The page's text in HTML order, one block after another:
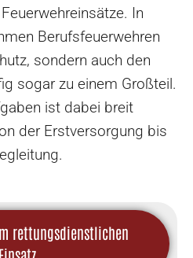
In
Berufsfeuerwehren
sondern auch den
sogar zu einem Großteil.
ist dabei breit
der Erstversorgung bis
rettungsdienstlichen